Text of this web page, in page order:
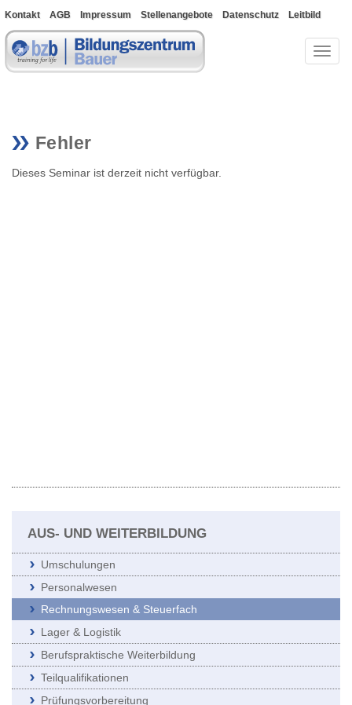
Kontakt AGB Impressum Stellenangebote Datenschutz
Leitbild
Bewerberportal
Fehler
Dieses Seminar ist derzeit nicht verfügbar.
AUS- UND WEITERBILDUNG
Umschulungen
Personalwesen
Rechnungswesen & Steuerfach
Lager & Logistik
Berufspraktische Weiterbildung
Teilqualifikationen
Prüfungsvorbereitung